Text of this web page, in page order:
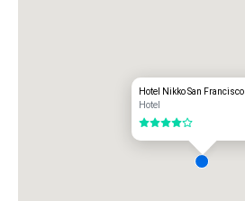
Hotel Nikko San Francisco
Hotel
4 de 5